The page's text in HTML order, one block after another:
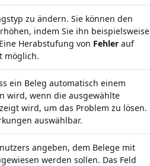
zu ändern. Sie können den
indem Sie ihn beispielsweise
Herabstufung von Fehlerauf
möglich.
ein Beleg automatisch einem
wird, wenn die ausgewählte
wird, um das Problem zu lösen.
auswählbar.
angeben, dem Belege mit
werden sollen. Das Feld